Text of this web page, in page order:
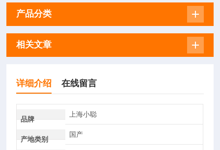
产品分类
相关文章
详细介绍 在线留言
品牌
上海小聪
产地类别
国产